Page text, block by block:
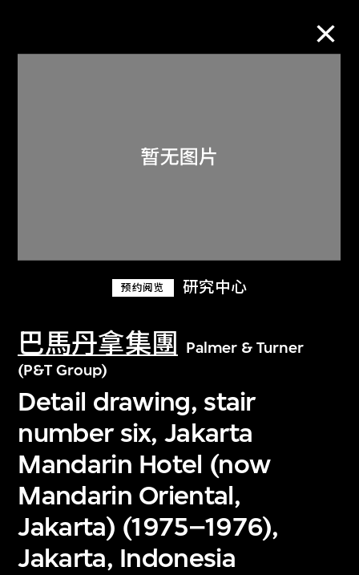
预约阅览 研究中心
巴馬丹拿集團
Palmer & Turner
(P&T Group)
Detail drawing, stair
number six, Jakarta
Mandarin Hotel (now
Mandarin Oriental,
Jakarta) (1975–1976),
Jakarta, Indonesia
关于M+藏品
探索世界顶级的二十及二十一世纪视觉
文化藏品。